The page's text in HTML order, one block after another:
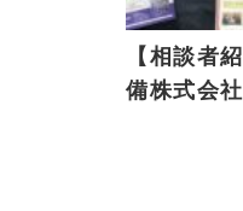
【相談者
備株式会